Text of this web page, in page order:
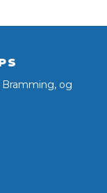
Bramming, og